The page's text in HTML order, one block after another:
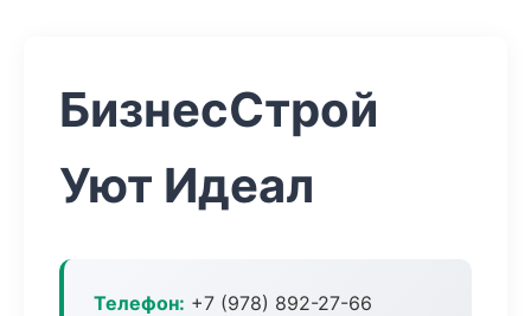
БизнесСтрой
Уют Идеал
Телефон: +7 (978) 892-27-66